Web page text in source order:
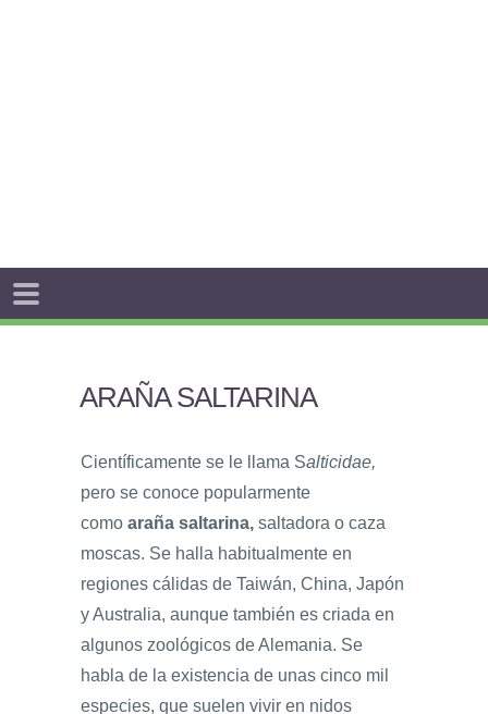
ARAÑA SALTARINA
Científicamente se le llama Salticidae,
pero se conoce popularmente
como araña saltarina, saltadora o caza
moscas. Se halla habitualmente en
regiones cálidas de Taiwán, China, Japón
y Australia, aunque también es criada en
algunos zoológicos de Alemania. Se
habla de la existencia de unas cinco mil
especies, que suelen vivir en nidos